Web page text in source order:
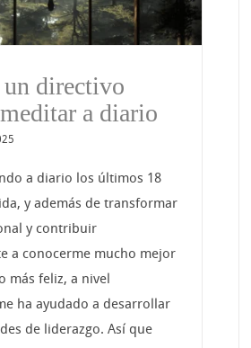
un directivo
a diario
a diario los últimos 18
y además de transformar
y contribuir
a conocerme mucho mejor
más feliz, a nivel
ha ayudado a desarrollar
de liderazgo. Así que